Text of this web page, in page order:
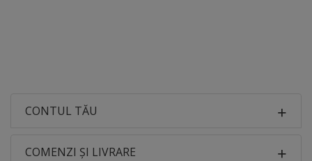
CONTUL TĂU
COMENZI ȘI LIVRARE